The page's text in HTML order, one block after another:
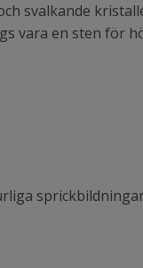
svalkande
vara en sten för